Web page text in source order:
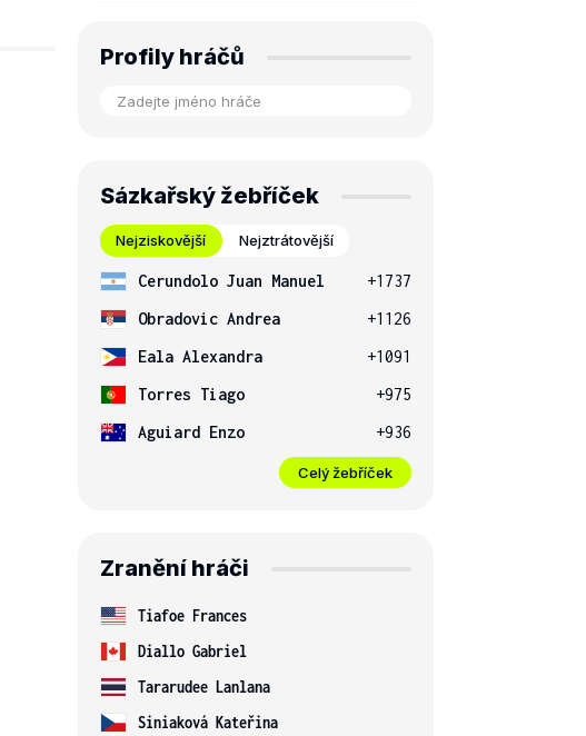
Profily hráčů
Sázkařský žebříček
Nejziskovější Nejztrátovější
Cerundolo Juan Manuel
+1737
Obradovic Andrea
+1126
Eala Alexandra
+1091
Torres Tiago
+975
Aguiard Enzo
+936
Celý žebříček
Zranění hráči
Tiafoe Frances
Diallo Gabriel
Tararudee Lanlana
Siniaková Kateřina